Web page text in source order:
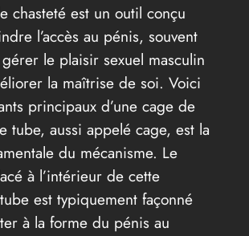
chasteté est un outil conçu
l’accès au pénis, souvent
le plaisir sexuel masculin
la maîtrise de soi. Voici
principaux d’une cage de
tube, aussi appelé cage, est la
du mécanisme. Le
à l’intérieur de cette
est typiquement façonné
à la forme du pénis au